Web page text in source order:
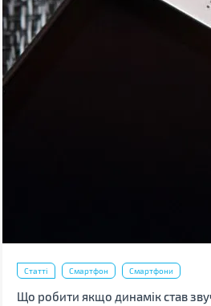
Статті Смартфон Смартфони
Що робити якщо динамік став